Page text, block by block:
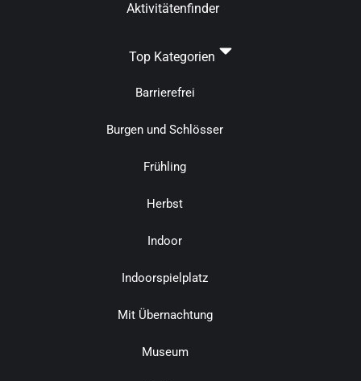
Aktivitätenfinder
Top Kategorien
Barrierefrei
Burgen und Schlösser
Frühling
Herbst
Indoor
Indoorspielplatz
Mit Übernachtung
Museum